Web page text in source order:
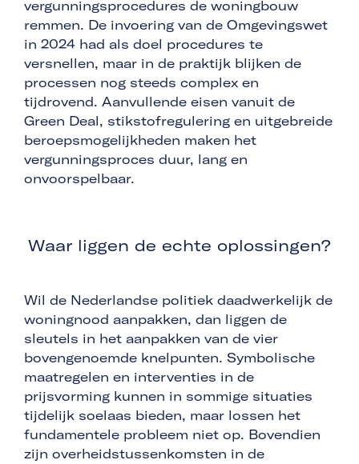
vergunningsprocedures de woningbouw
remmen. De invoering van de Omgevingswet
in 2024 had als doel procedures te
versnellen, maar in de praktijk blijken de
processen nog steeds complex en
tijdrovend. Aanvullende eisen vanuit de
Green Deal, stikstofregulering en uitgebreide
beroepsmogelijkheden maken het
vergunningsproces duur, lang en
onvoorspelbaar.
Waar liggen de echte oplossingen?
Wil de Nederlandse politiek daadwerkelijk de
woningnood aanpakken, dan liggen de
sleutels in het aanpakken van de vier
bovengenoemde knelpunten. Symbolische
maatregelen en interventies in de
prijsvorming kunnen in sommige situaties
tijdelijk soelaas bieden, maar lossen het
fundamentele probleem niet op. Bovendien
zijn overheidstussenkomsten in de